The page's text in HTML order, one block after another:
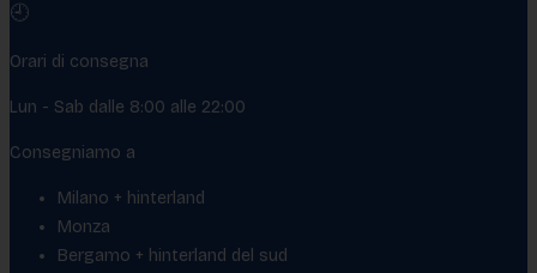
🕘
Orari di consegna
Lun - Sab dalle 8:00 alle 22:00
Consegniamo a
Milano + hinterland
Monza
Bergamo + hinterland del sud